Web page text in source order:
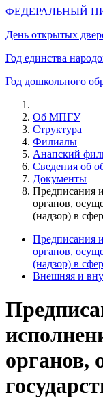
ФЕДЕРАЛЬНЫЙ
День открытых
Год единства
Год дошкольного
Об МПГУ
Структура
Филиалы
Анапский
Сведения об
Документы
Предписания
органов,
(надзор) в
Предписания
органов,
(надзор) в
Внешняя и
органов,